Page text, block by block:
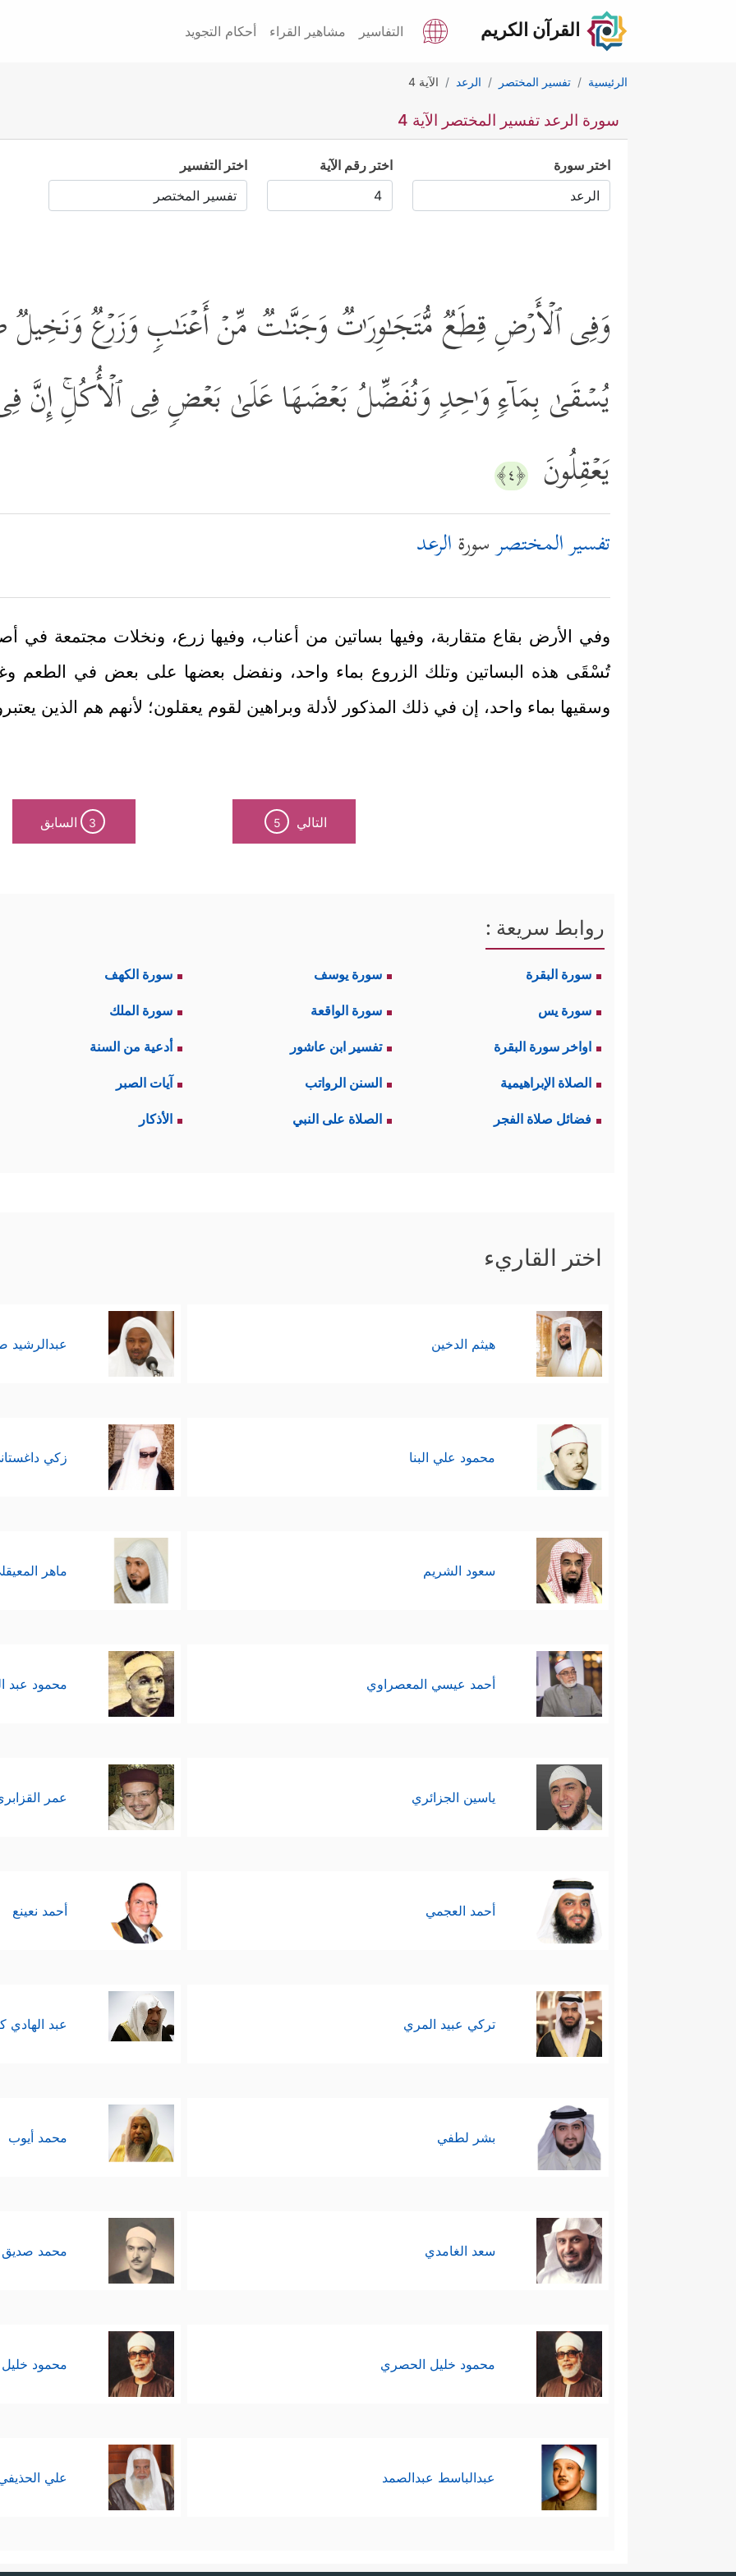
القرآن الكريم التفاسير مشاهير القراء أحكام التجويد
الرئيسية تفسير المختصر الرعد الآية 4
سورة الرعد تفسير المختصر الآية 4
اختر سورة اختر رقم الآية اختر التفسير
وَفِی ٱلۡأَرۡضِ قِطَعࣱ مُّتَجَـٰوِرَ ٰ⁠تࣱ وَجَنَّـٰتࣱ مِّنۡ أَعۡنَـٰبࣲ وَزَرۡعࣱ وَنَخِیلࣱ
یُسۡقَىٰ بِمَاۤءࣲ وَ ٰ⁠حِدࣲ وَنُفَضِّلُ بَعۡضَهَا عَلَىٰ بَعۡضࣲ فِی ٱلۡأُكُلِۚ إِنَّ فِی
یَعۡقِلُونَ ﴿٤﴾
تفسير المختصرسورةالرعد
وفي الأرض بقاع متقاربة، وفيها بساتين من أعناب، وفيها زرع، ونخلات مجتمعة في
تُسْقَى هذه البساتين وتلك الزروع بماء واحد، ونفضل بعضها على بعض في الطعم
وسقيها بماء واحد، إن في ذلك المذكور لأدلة وبراهين لقوم يعقلون؛ لأنهم هم الذين
التالي 5
3 السابق
روابط سريعة :
سورة البقرة سورة يوسف سورة الكهف
سورة يس سورة الواقعة سورة الملك
اواخر سورة البقرة تفسير ابن عاشور أدعية من السنة
الصلاة الإبراهيمية السنن الرواتب آيات الصبر
فضائل صلاة الفجر الصلاة على النبي الأذكار
اختر القاريء
هيثم الدخين عبدالرشيد
محمود علي البنا زكي
سعود الشريم ماهر
أحمد عيسي المعصراوي محمود عبد
ياسين الجزائري عمر
أحمد العجمي أحمد نعينع
تركي عبيد المري عبد الهادي
بشر لطفي محمد أيوب
سعد الغامدي محمد صديق
محمود خليل الحصري محمود
عبدالباسط عبدالصمد علي